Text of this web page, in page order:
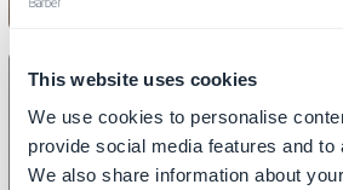
This website uses cookies
We use cookies to personalise
provide social media features and to
We also share information about
SUUNNITTELU